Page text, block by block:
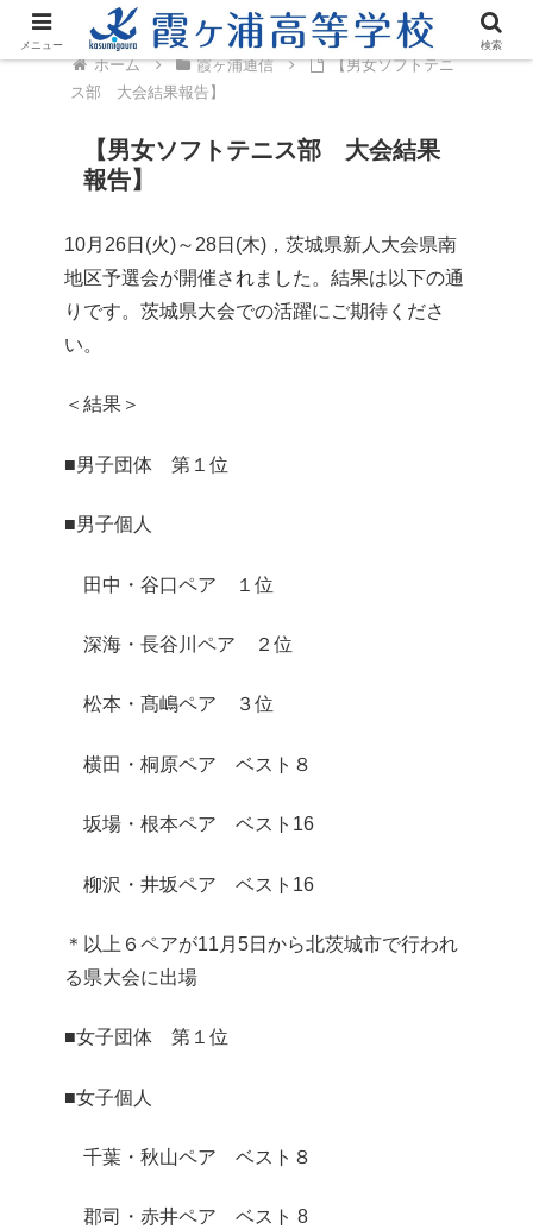
ホーム 霞ヶ浦通信
【男女ソフトテニ
ス部 大会結果報告】
【男女ソフトテニス部 大会結果
報告】
10月26日(火)～28日(木)，茨城県新人大会県南
地区予選会が開催されました。結果は以下の通
りです。茨城県大会での活躍にご期待くださ
い。
＜結果＞
■男子団体 第１位
■男子個人
田中・谷口ペア １位
深海・長谷川ペア ２位
松本・髙嶋ペア ３位
横田・桐原ペア ベスト８
坂場・根本ペア ベスト16
柳沢・井坂ペア ベスト16
＊以上６ペアが11月5日から北茨城市で行われ
る県大会に出場
■女子団体 第１位
■女子個人
千葉・秋山ペア ベスト８
郡司・赤井ペア ベスト 8
メニュー 検索